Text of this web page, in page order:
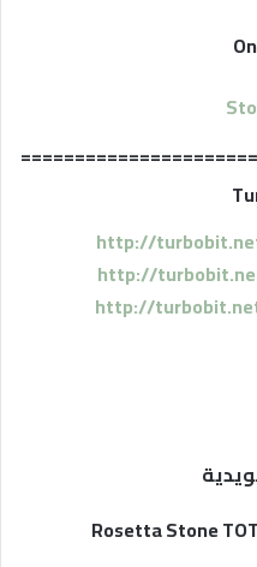
http://
http://
http://
Rosetta Stone